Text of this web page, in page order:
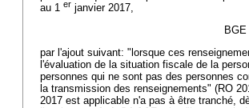
au 1 er janvier 2017,
par l'ajout suivant: "lorsque ces
l'évaluation de la situation fiscale de la
personnes qui ne sont pas des personnes
la transmission des renseignements" (RO
2017 est applicable n'a pas à être tranché,